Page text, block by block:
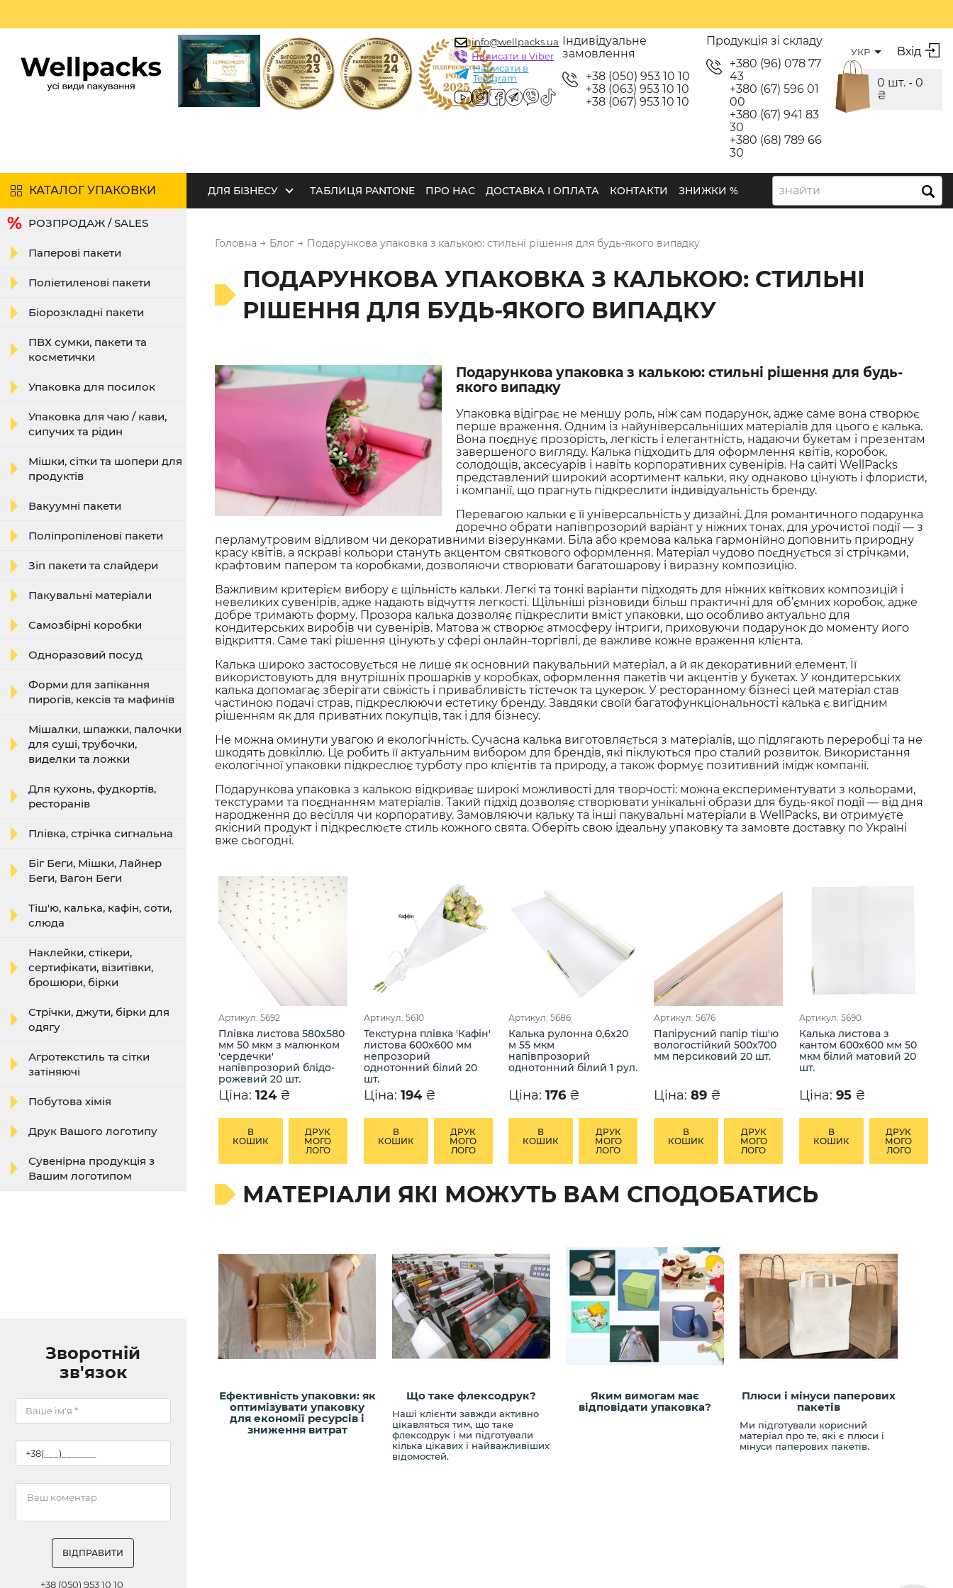
info@wellpacks.ua
Написати в Viber
Написати в
Telegram
Індивідуальне
замовлення
+38 (050) 953 10 10
+38 (063) 953 10 10
+38 (067) 953 10 10
Продукція зі складу
+380 (96) 078 77
43
+380 (67) 596 01
00
+380 (67) 941 83
30
+380 (68) 789 66
30
УКР Вхід
0 шт. - 0
₴
КАТАЛОГ УПАКОВКИ ДЛЯ БІЗНЕСУ ТАБЛИЦЯ PANTONE ПРО НАС ДОСТАВКА І ОПЛАТА КОНТАКТИ ЗНИЖКИ % знайти
РОЗПРОДАЖ / SALES
Паперові пакети
Поліетиленові пакети
Біорозкладні пакети
ПВХ сумки, пакети та
косметички
Упаковка для посилок
Упаковка для чаю / кави,
сипучих та рідин
Мішки, сітки та шопери для
продуктів
Вакуумні пакети
Поліпропіленові пакети
Зіп пакети та слайдери
Пакувальні матеріали
Самозбірні коробки
Одноразовий посуд
Форми для запікання
пирогів, кексів та мафинів
Мішалки, шпажки, палочки
для суші, трубочки,
виделки та ложки
Для кухонь, фудкортів,
ресторанів
Плівка, стрічка сигнальна
Біг Беги, Мішки, Лайнер
Беги, Вагон Беги
Тіш'ю, калька, кафін, соти,
слюда
Наклейки, стікери,
сертифікати, візитівки,
брошюри, бірки
Стрічки, джути, бірки для
одягу
Агротекстиль та сітки
затіняючі
Побутова хімія
Друк Вашого логотипу
Сувенірна продукція з
Вашим логотипом
Зворотній
зв'язок
ВІДПРАВИТИ
+38 (050) 953 10 10
Головна → Блог → Подарункова упаковка з калькою: стильні рішення для будь-якого випадку
ПОДАРУНКОВА УПАКОВКА З КАЛЬКОЮ: СТИЛЬНІ
РІШЕННЯ ДЛЯ БУДЬ-ЯКОГО ВИПАДКУ
Подарункова упаковка з калькою: стильні рішення для будь-
якого випадку
Упаковка відіграє не меншу роль, ніж сам подарунок, адже саме вона створює
перше враження. Одним із найуніверсальніших матеріалів для цього є калька.
Вона поєднує прозорість, легкість і елегантність, надаючи букетам і презентам
завершеного вигляду. Калька підходить для оформлення квітів, коробок,
солодощів, аксесуарів і навіть корпоративних сувенірів. На сайті WellPacks
представлений широкий асортимент кальки, яку однаково цінують і флористи,
і компанії, що прагнуть підкреслити індивідуальність бренду.
Перевагою кальки є її універсальність у дизайні. Для романтичного подарунка
доречно обрати напівпрозорий варіант у ніжних тонах, для урочистої події — з
перламутровим відливом чи декоративними візерунками. Біла або кремова калька гармонійно доповнить природну
красу квітів, а яскраві кольори стануть акцентом святкового оформлення. Матеріал чудово поєднується зі стрічками,
крафтовим папером та коробками, дозволяючи створювати багатошарову і виразну композицію.
Важливим критерієм вибору є щільність кальки. Легкі та тонкі варіанти підходять для ніжних квіткових композицій і
невеликих сувенірів, адже надають відчуття легкості. Щільніші різновиди більш практичні для об’ємних коробок, адже
добре тримають форму. Прозора калька дозволяє підкреслити вміст упаковки, що особливо актуально для
кондитерських виробів чи сувенірів. Матова ж створює атмосферу інтриги, приховуючи подарунок до моменту його
відкриття. Саме такі рішення цінують у сфері онлайн-торгівлі, де важливе кожне враження клієнта.
Калька широко застосовується не лише як основний пакувальний матеріал, а й як декоративний елемент. Її
використовують для внутрішніх прошарків у коробках, оформлення пакетів чи акцентів у букетах. У кондитерських
калька допомагає зберігати свіжість і привабливість тістечок та цукерок. У ресторанному бізнесі цей матеріал став
частиною подачі страв, підкреслюючи естетику бренду. Завдяки своїй багатофункціональності калька є вигідним
рішенням як для приватних покупців, так і для бізнесу.
Не можна оминути увагою й екологічність. Сучасна калька виготовляється з матеріалів, що підлягають переробці та не
шкодять довкіллю. Це робить її актуальним вибором для брендів, які піклуються про сталий розвиток. Використання
екологічної упаковки підкреслює турботу про клієнтів та природу, а також формує позитивний імідж компанії.
Подарункова упаковка з калькою відкриває широкі можливості для творчості: можна експериментувати з кольорами,
текстурами та поєднанням матеріалів. Такий підхід дозволяє створювати унікальні образи для будь-якої події — від дня
народження до весілля чи корпоративу. Замовляючи кальку та інші пакувальні матеріали в WellPacks, ви отримуєте
якісний продукт і підкреслюєте стиль кожного свята. Оберіть свою ідеальну упаковку та замовте доставку по Україні
вже сьогодні.
Артикул: 5692
Плівка листова 580х580
мм 50 мкм з малюнком
'сердечки'
напівпрозорий блідо-
рожевий 20 шт.
Ціна: 124 ₴
В
КОШИК
ДРУК
МОГО
ЛОГО
Артикул: 5610
Текстурна плівка 'Кафін'
листова 600х600 мм
непрозорий
однотонний білий 20
шт.
Ціна: 194 ₴
В
КОШИК
ДРУК
МОГО
ЛОГО
Артикул: 5686
Калька рулонна 0,6х20
м 55 мкм
напівпрозорий
однотонний білий 1 рул.
Ціна:176 ₴
В
КОШИК
ДРУК
МОГО
ЛОГО
Артикул: 5676
Папірусний папір тіш'ю
вологостійкий 500х700
мм персиковий 20 шт.
Ціна:89 ₴
В
КОШИК
ДРУК
МОГО
ЛОГО
Артикул: 5690
Калька листова з
кантом 600х600 мм 50
мкм білий матовий 20
шт.
Ціна: 95 ₴
В
КОШИК
ДРУК
МОГО
ЛОГО
МАТЕРІАЛИ ЯКІ МОЖУТЬ ВАМ СПОДОБАТИСЬ
Ефективність упаковки: як
оптимізувати упаковку
для економії ресурсів і
зниження витрат
Що таке флексодрук?
Наші клієнти завжди активно
цікавляться тим, що таке
флексодрук і ми підготували
кілька цікавих і найважливіших
відомостей.
Яким вимогам має
відповідати упаковка?
Плюси і мінуси паперових
пакетів
Ми підготували корисний
матеріал про те, які є плюси і
мінуси паперових пакетів.